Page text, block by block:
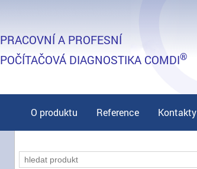
PRACOVNÍ A PROFESNÍ
POČÍTAČOVÁ DIAGNOSTIKA COMDI®
O produktu Reference Kontakty